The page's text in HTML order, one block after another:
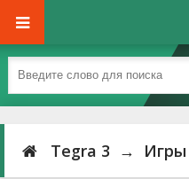
Tegra 3 → Игры